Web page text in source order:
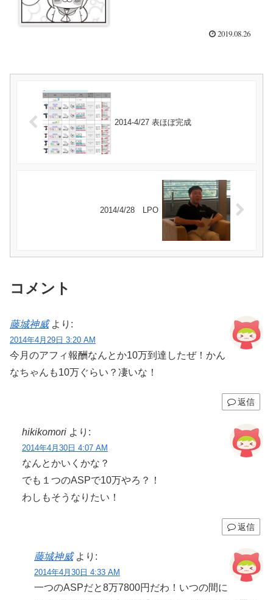
2019.08.26
2014-4/27 表ほぼ完成
2014/4/28 LPO
コメント
藤城神威 より:
2014年4月29日 3:20 AM
今月のアフィ報酬なんとか10万到達したぜ！かん
なちゃんも10万ぐらい？凄いな！
返信
hikikomori より:
2014年4月30日 4:07 AM
なんとかいくかな？
でも１つのASPで10万やろ？！
わしもそうなりたい！
返信
藤城神威 より:
2014年4月30日 4:33 AM
一つのASPだと8万7800円だわ！いつの間に